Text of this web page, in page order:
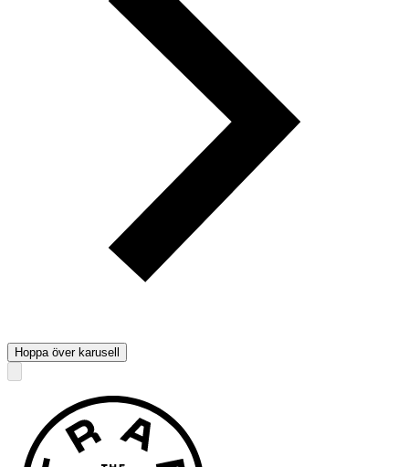
Hoppa över karusell